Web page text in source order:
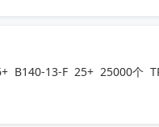
B140-13-F  25+  25000个